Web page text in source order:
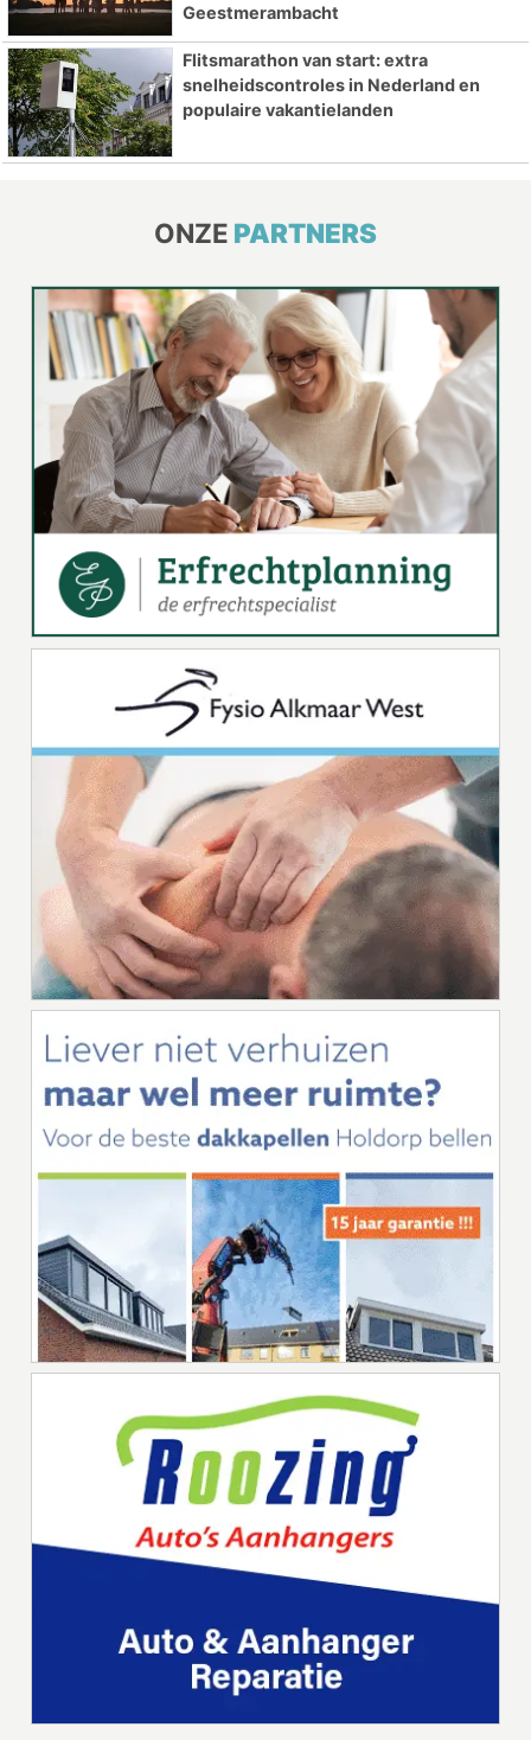
Geestmerambacht
Flitsmarathon van start: extra
snelheidscontroles in Nederland en
populaire vakantielanden
ONZE PARTNERS